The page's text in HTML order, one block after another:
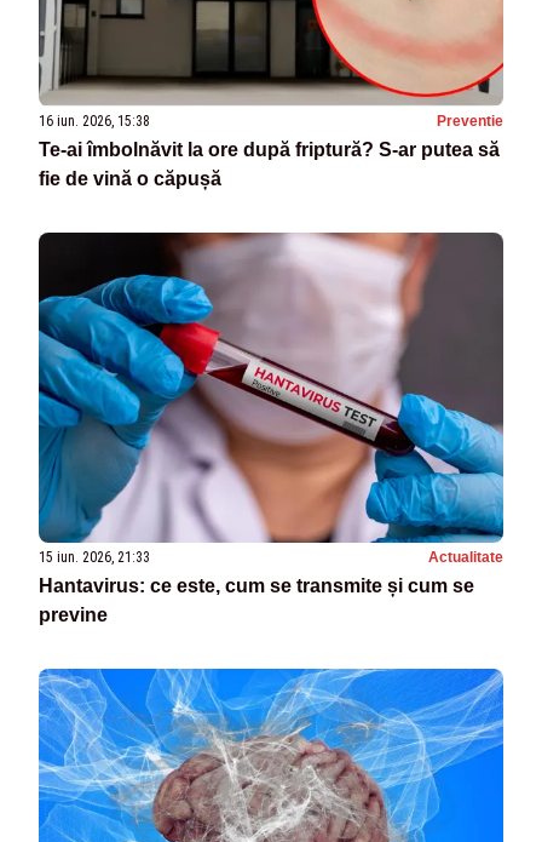
16 iun. 2026, 15:38 Preventie
Te-ai îmbolnăvit la ore după friptură? S-ar putea să
fie de vină o căpușă
15 iun. 2026, 21:33 Actualitate
Hantavirus: ce este, cum se transmite și cum se
previne